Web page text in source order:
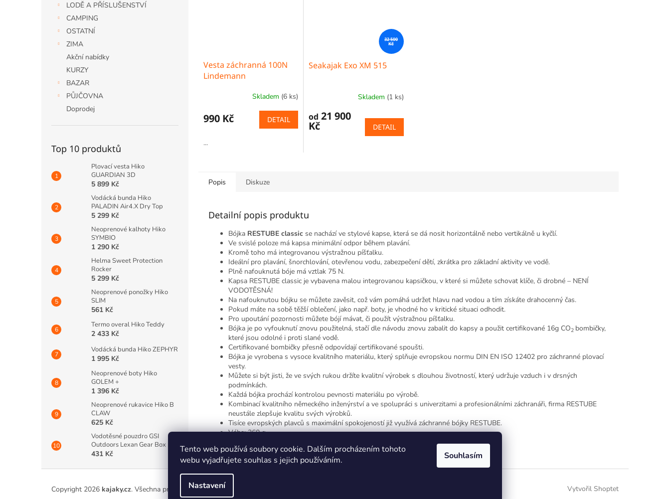
Tento web používá soubory cookie. Dalším procházením tohoto
webu vyjadřujete souhlas s jejich používáním.
Nastavení
Souhlasím
LODĚ A PŘÍSLUŠENSTVÍ
CAMPING
OSTATNÍ
ZIMA
Akční nabídky
KURZY
BAZAR
PŮJČOVNA
Doprodej
Top 10 produktů
Plovací vesta Hiko
GUARDIAN 3D
5 899 Kč
Vodácká bunda Hiko
PALADIN Air4.X Dry Top
5 299 Kč
Neoprenové kalhoty Hiko
SYMBIO
1 290 Kč
Helma Sweet Protection
Rocker
5 299 Kč
Neoprenové ponožky Hiko
SLIM
561 Kč
Termo overal Hiko Teddy
2 433 Kč
Vodácká bunda Hiko ZEPHYR
1 995 Kč
Neoprenové boty Hiko
GOLEM +
1 396 Kč
Neoprenové rukavice Hiko B
CLAW
625 Kč
Vodotěsné pouzdro GSI
Outdoors Lexan Gear Box
431 Kč
Vesta záchranná 100N
Lindemann
Skladem (6 ks)
990 Kč DETAIL
...
32 500
Kč
Seakajak Exo XM 515
produktu
je
Skladem (1 ks)
od 21 900
Kč DETAIL
Popis Diskuze
Detailní popis produktu
Bójka RESTUBE classic se nachází ve stylové kapse, která se dá nosit horizontálně nebo vertikálně u kyčlí.
Ve svislé poloze má kapsa minimální odpor během plavání.
Kromě toho má integrovanou výstražnou píšťalku.
Ideální pro plavání, šnorchlování, otevřenou vodu, zabezpečení dětí, zkrátka pro základní aktivity ve vodě.
Plně nafouknutá bóje má vztlak 75 N.
Kapsa RESTUBE classic je vybavena malou integrovanou kapsičkou, v které si můžete schovat klíče, či drobné – NENÍ
VODOTĚSNÁ!
Na nafouknutou bójku se můžete zavěsit, což vám pomáhá udržet hlavu nad vodou a tím získáte drahocenný čas.
Pokud máte na sobě těžší oblečení, jako např. boty, je vhodné ho v kritické situaci odhodit.
Pro upoutání pozornosti můžete bójí mávat, či použít výstražnou píšťalku.
Bójka je po vyfouknutí znovu použitelná, stačí dle návodu znovu zabalit do kapsy a použit certifikované 16g CO2 bombičky,
které jsou odolné i proti slané vodě.
Certifikované bombičky přesně odpovídají certifikované spoušti.
Bójka je vyrobena s vysoce kvalitního materiálu, který splňuje evropskou normu DIN EN ISO 12402 pro záchranné plovací
vesty.
Můžete si být jisti, že ve svých rukou držíte kvalitní výrobek s dlouhou životností, který udržuje vzduch i v drsných
podmínkách.
Každá bójka prochází kontrolou pevnosti materiálu po výrobě.
Kombinací kvalitního německého inženýrství a ve spolupráci s univerzitami a profesionálními záchranáři, firma RESTUBE
neustále zlepšuje kvalitu svých výrobků.
Tisíce evropských plavců s maximální spokojeností již využívá záchranné bójky RESTUBE.
Váha: 260 g.
Vytvořil Shoptet
Copyright 2026 kajaky.cz. Všechna práva vyhrazena.